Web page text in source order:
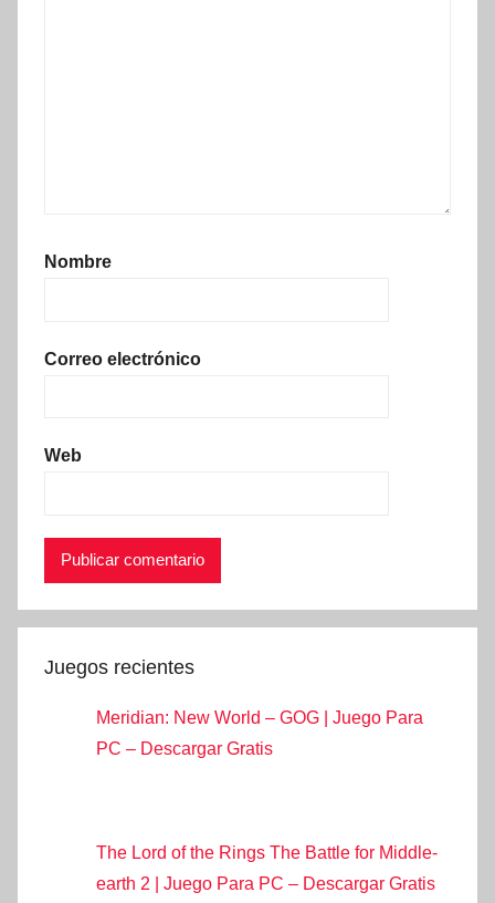
Nombre
Correo electrónico
Web
Juegos recientes
Meridian: New World – GOG | Juego Para
PC – Descargar Gratis
The Lord of the Rings The Battle for Middle-
earth 2 | Juego Para PC – Descargar Gratis